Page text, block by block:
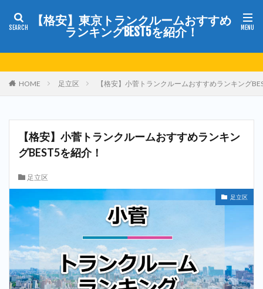
【格安】東京トランクルームおすすめ
ランキングBEST5を紹介！
HOME 足立区 【格安】小菅トランクルームおすすめランキング
【格安】小菅トランクルームおすすめランキン
グBEST5を紹介！
足立区
足立区